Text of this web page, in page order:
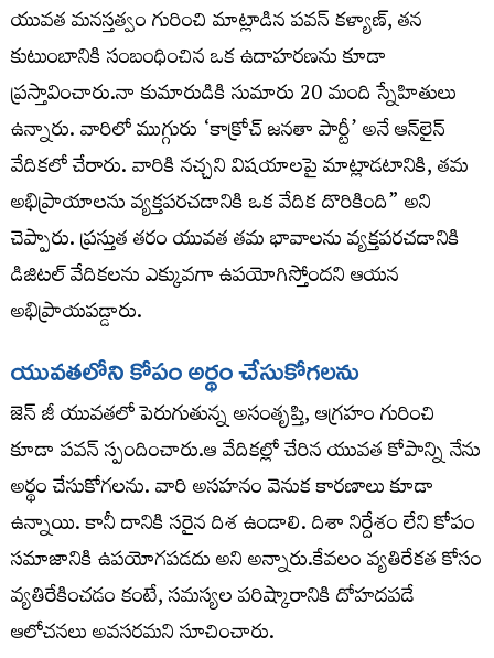
యువత మనస్తత్వం గురించి మాట్లాడిన పవన్ కళ్యాణ్, తన
కుటుంబానికి సంబంధించిన ఒక ఉదాహరణను కూడా
ప్రస్తావించారు.నా కుమారుడికి సుమారు 20 మంది స్నేహితులు
ఉన్నారు. వారిలో ముగ్గురు ‘కాక్రోచ్ జనతా పార్టీ’ అనే ఆన్‌లైన్
వేదికలో చేరారు. వారికి నచ్చని విషయాలపై మాట్లాడటానికి, తమ
అభిప్రాయాలను వ్యక్తపరచడానికి ఒక వేదిక దొరికింది” అని
చెప్పారు. ప్రస్తుత తరం యువత తమ భావాలను వ్యక్తపరచడానికి
డిజిటల్ వేదికలను ఎక్కువగా ఉపయోగిస్తోందని ఆయన
అభిప్రాయపడ్డారు.
యువతలోని కోపం అర్థం చేసుకోగలను
జెన్ జీ యువతలో పెరుగుతున్న అసంతృప్తి, ఆగ్రహం గురించి
కూడా పవన్ స్పందించారు.ఆ వేదికల్లో చేరిన యువత కోపాన్ని నేను
అర్థం చేసుకోగలను. వారి అసహనం వెనుక కారణాలు కూడా
ఉన్నాయి. కానీ దానికి సరైన దిశ ఉండాలి. దిశా నిర్దేశం లేని కోపం
సమాజానికి ఉపయోగపడదు అని అన్నారు.కేవలం వ్యతిరేకత కోసం
వ్యతిరేకించడం కంటే, సమస్యల పరిష్కారానికి దోహదపడే
ఆలోచనలు అవసరమని సూచించారు.